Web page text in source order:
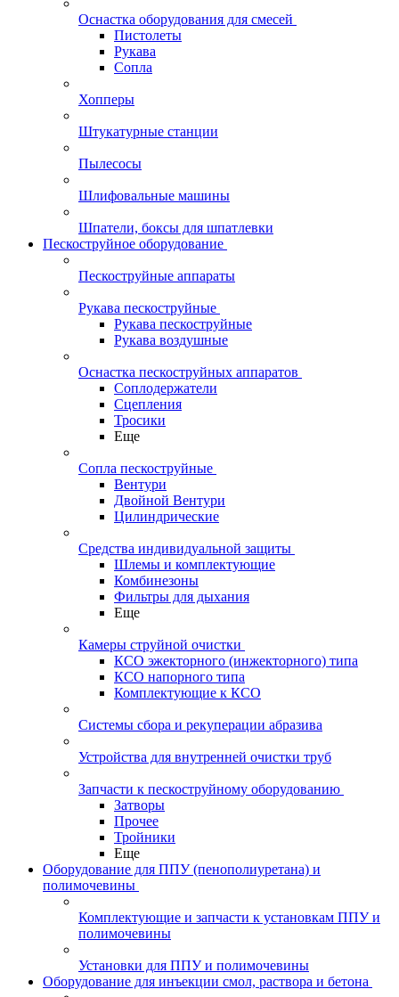
Оснастка оборудования для смесей
Пистолеты
Рукава
Сопла
Хопперы
Штукатурные станции
Пылесосы
Шлифовальные машины
Шпатели, боксы для шпатлевки
Пескоструйное оборудование
Пескоструйные аппараты
Рукава пескоструйные
Рукава пескоструйные
Рукава воздушные
Оснастка пескоструйных аппаратов
Соплодержатели
Сцепления
Тросики
Еще
Сопла пескоструйные
Вентури
Двойной Вентури
Цилиндрические
Средства индивидуальной защиты
Шлемы и комплектующие
Комбинезоны
Фильтры для дыхания
Еще
Камеры струйной очистки
КСО эжекторного (инжекторного) типа
КСО напорного типа
Комплектующие к КСО
Системы сбора и рекуперации абразива
Устройства для внутренней очистки труб
Запчасти к пескоструйному оборудованию
Затворы
Прочее
Тройники
Еще
Оборудование для ППУ (пенополиуретана) и
полимочевины
Комплектующие и запчасти к установкам ППУ и
полимочевины
Установки для ППУ и полимочевины
Оборудование для инъекции смол, раствора и бетона